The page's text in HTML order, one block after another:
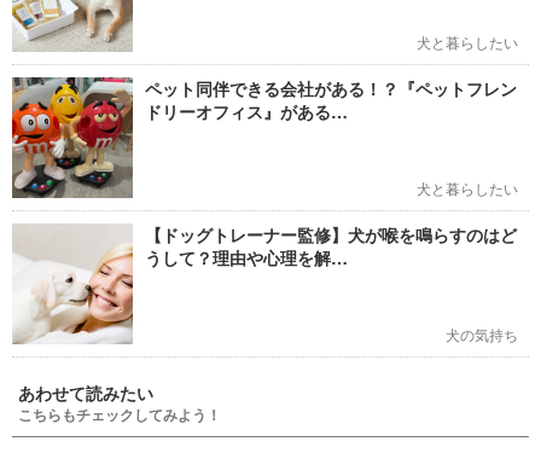
犬と暮らしたい
ペット同伴できる会社がある！？『ペットフレン
ドリーオフィス』がある…
犬と暮らしたい
【ドッグトレーナー監修】犬が喉を鳴らすのはど
うして？理由や心理を解…
犬の気持ち
あわせて読みたい
こちらもチェックしてみよう！